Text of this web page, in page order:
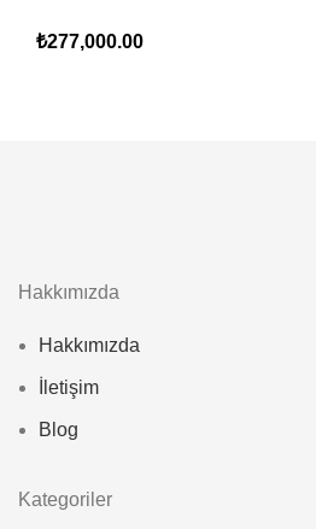
₺277,000.00
Hakkımızda
Hakkımızda
İletişim
Blog
Kategoriler